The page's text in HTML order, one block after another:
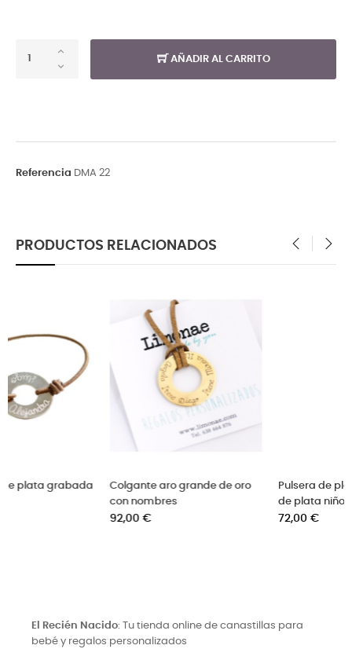
AÑADIR AL CARRITO
Referencia DMA 22
PRODUCTOS RELACIONADOS
oro
Pulsera de plata con 3 silueta
de plata niño/niña
Brazalete de plata
para grabar hasta 8
El Recién Nacido: Tu tienda online de canastillas para
bebé y regalos personalizados